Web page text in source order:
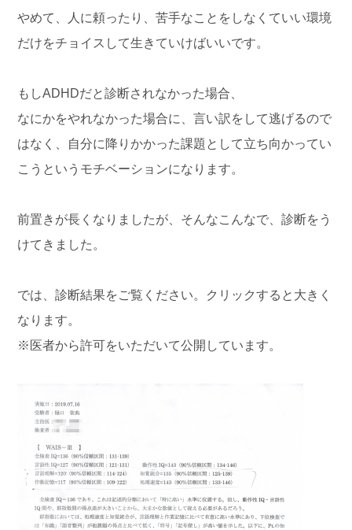
やめて、人に頼ったり、苦手なことをしなくていい環境
だけをチョイスして生きていけばいいです。
もしADHDだと診断されなかった場合、
なにかをやれなかった場合に、言い訳をして逃げるので
はなく、自分に降りかかった課題として立ち向かってい
こうというモチベーションになります。
前置きが長くなりましたが、そんなこんなで、診断をう
けてきました。
では、診断結果をご覧ください。クリックすると大きく
なります。
※医者から許可をいただいて公開しています。